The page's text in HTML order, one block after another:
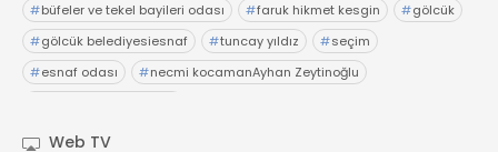
#büfeler ve tekel bayileri odası #faruk hikmet kesgin #gölcük
#gölcük belediyesiesnaf #tuncay yıldız #seçim
#esnaf odası #necmi kocamanAyhan Zeytinoğlu
Web TV